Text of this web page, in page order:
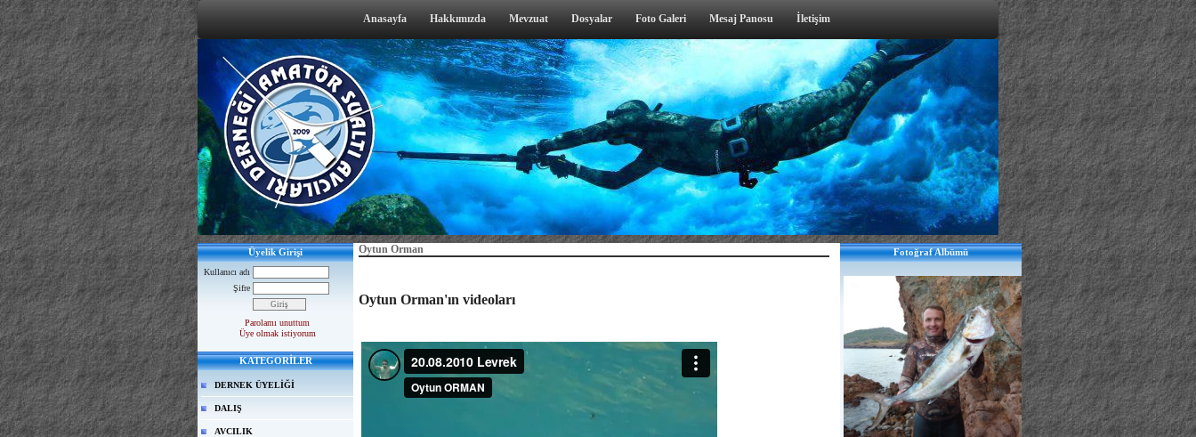
Anasayfa Hakkımızda Mevzuat Dosyalar Foto Galeri Mesaj Panosu İletişim
Üyelik Girişi
Kullanıcı adı
Şifre
Parolamı unuttum
Üye olmak istiyorum
KATEGORİLER
DERNEK ÜYELİĞİ
DALIŞ
AVCILIK
Oytun Orman
Oytun Orman'ın videoları
Fotoğraf Albümü